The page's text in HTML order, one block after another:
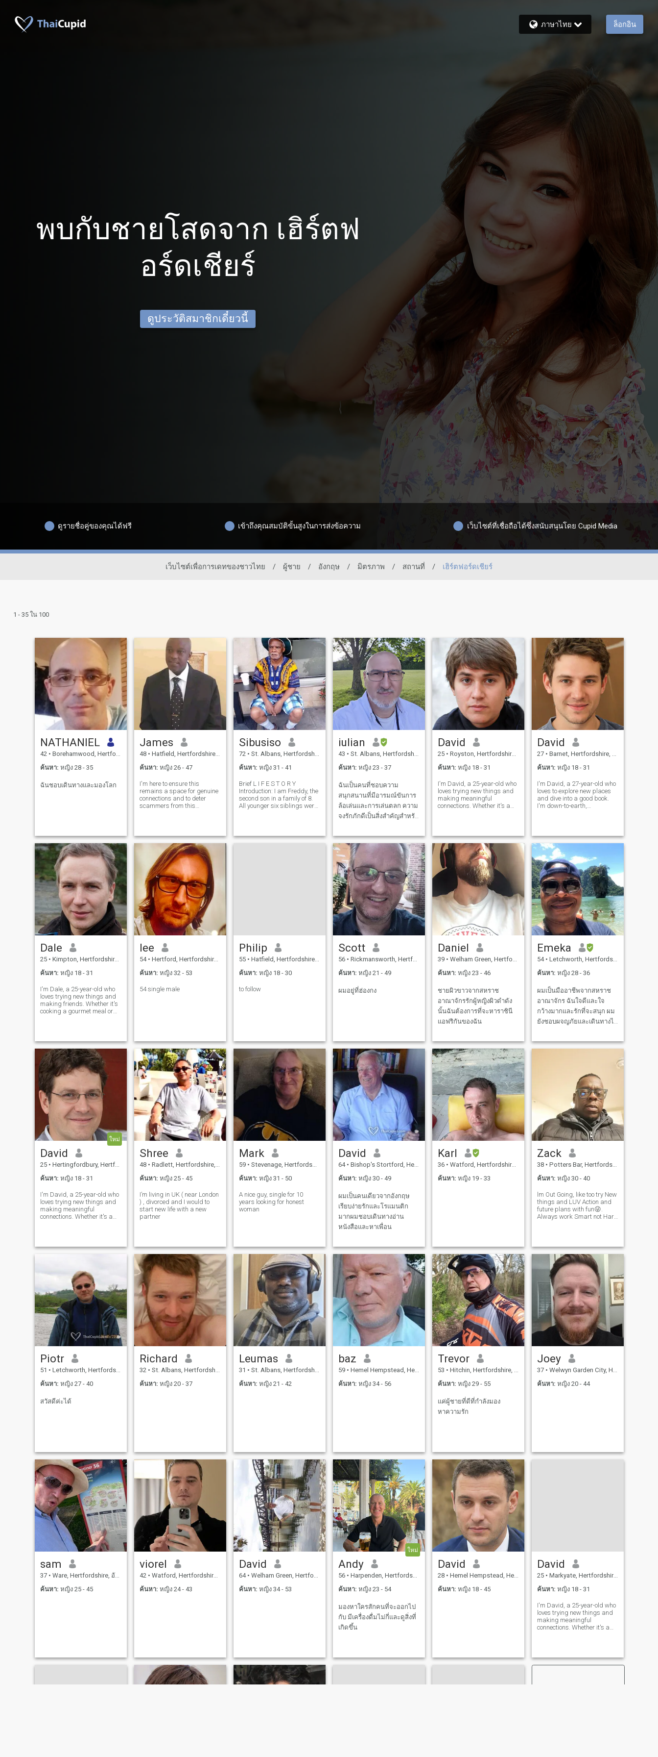
ภาษาไทย ล็อกอิน
พบกับชายโสดจาก เฮิร์ตฟ
อร์ดเชียร์
ดูประวัติสมาชิกเดี๋ยวนี้
ดูรายชื่อคู่ของคุณได้ฟรี เข้าถึงคุณสมบัติขั้นสูงในการส่งข้อความ เว็บไซต์ที่เชื่อถือได้ซึ่งสนับสนุนโดย Cupid Media
เว็บไซต์เพื่อการเดทของชาวไทย / ผู้ชาย / อังกฤษ / มิตรภาพ / สถานที่ / เฮิร์ตฟอร์ดเชียร์
1 - 35 ใน 100
NATHANIEL
42 • Borehamwood, Hertfordshire, อังกฤษ
ค้นหา: หญิง 28 - 35
ฉันชอบเดินทางและมองโลก
James
48 • Hatfield, Hertfordshire, อังกฤษ
ค้นหา: หญิง 26 - 47
I'm here to ensure this
remains a space for genuine
connections and to deter
scammers from this
relationship, not to deceive for
personal gain or profit, then
my message is
Sibusiso
72 • St. Albans, Hertfordshire, อังกฤษ
ค้นหา: หญิง 31 - 41
Brief L I F E S T O R Y
Introduction: I am Freddy, the
second son in a family of 8.
All younger six siblings were
Sometimes a soft word and
a gentle hu
iulian
43 • St. Albans, Hertfordshire, อังกฤษ
ค้นหา: หญิง 23 - 37
ฉันเป็นคนที่ชอบความ
สนุกสนานที่มีอารมณ์ขันการ
ล้อเล่นและการเล่นตลก ความ
จงรักภักดีเป็นสิ่งสำคัญสำหรับ
บทเรียนนี้ด้วยวิธีที่ยากลำบาก
ในการหย่าร้างเนื่องจากการ
นอกใจ ความเชื่อของฉันคือ
แสงนำทางในชีวิตของฉันและ
ฉันพบความปลอบใจในการ
เดินทางดื่มด่ำกับวัฒนธรรม
และประสบการณ์ใหม่ๆ ใน
ขณะที่ฉันมีความหลงใหลใน
มันฉันยังสนุกกับการหลั่งอะ
ดรีนาลีนของกีฬาต่อสู้ ฉัน
ขอบเขตของฉันเรียนรู้สิ่ง
ใหม่ๆและผจญภัยไปยังสถาน
ที่ใหม่ๆ มาเริ่มการผจญภัย
David
25 • Royston, Hertfordshire, อังกฤษ
ค้นหา: หญิง 18 - 31
I'm David, a 25-year-old who
loves trying new things and
making meaningful
connections. Whether it's a
humor, and a shared sense
of adventure in our
relationship.
David
27 • Barnet, Hertfordshire, อังกฤษ
ค้นหา: หญิง 18 - 31
I'm David, a 27-year-old who
loves to explore new places
and dive into a good book.
I'm down-to-earth,
trying out new restaurants.
I'm looking for someone who
shares
Dale
25 • Kimpton, Hertfordshire, อังกฤษ
ค้นหา: หญิง 18 - 31
I'm Dale, a 25-year-old who
loves trying new things and
making friends. Whether it's
cooking a gourmet meal or
and enjoy spending time with
people who share my
passion
lee
54 • Hertford, Hertfordshire, อังกฤษ
ค้นหา: หญิง 32 - 53
54 single male
Philip
55 • Hatfield, Hertfordshire, อังกฤษ
ค้นหา: หญิง 18 - 30
to follow
Scott
56 • Rickmansworth, Hertfordshire, อังกฤษ
ค้นหา: หญิง 21 - 49
ผมอยู่ที่ฮ่องกง
Daniel
39 • Welham Green, Hertfordshire, อังกฤษ
ค้นหา: หญิง 23 - 46
ชายผิวขาวจากสหราช
อาณาจักรรักผู้หญิงผิวดำดัง
นั้นฉันต้องการที่จะหาราชินี
แอฟริกันของฉัน
Emeka
54 • Letchworth, Hertfordshire, อังกฤษ
ค้นหา: หญิง 28 - 36
ผมเป็นมืออาชีพจากสหราช
อาณาจักร ฉันใจดีและใจ
กว้างมากและรักที่จะสนุก ผม
ยังชอบผจญภัยและเดินทางไป
ใหม่
David
25 • Hertingfordbury, Hertfordshire, อังกฤษ
ค้นหา: หญิง 18 - 31
I'm David, a 25-year-old who
loves trying new things and
making meaningful
connections. Whether it's a
humor, and a sense of
Shree
48 • Radlett, Hertfordshire, อังกฤษ
ค้นหา: หญิง 25 - 45
I’m living in UK ( near London
) , divorced and I would to
start new life with a new
partner
Mark
59 • Stevenage, Hertfordshire, อังกฤษ
ค้นหา: หญิง 31 - 50
A nice guy, single for 10
years looking for honest
woman
David
64 • Bishop's Stortford, Hertfordshire, อังกฤษ
ค้นหา: หญิง 30 - 49
ผมเป็นคนเดียวจากอังกฤษ
เรียบง่ายรักและโรแมนติก
มากผมชอบเดินทางอ่าน
หนังสือและหาเพื่อน
Karl
36 • Watford, Hertfordshire, อังกฤษ
ค้นหา: หญิง 19 - 33
Zack
38 • Potters Bar, Hertfordshire, อังกฤษ
ค้นหา: หญิง 30 - 40
lm Out Going, like too try New
things and LUV Action and
future plans with fun😜.
Always work Smart not Hard
Piotr
51 • Letchworth, Hertfordshire, อังกฤษ
ค้นหา: หญิง 27 - 40
สวัสดีค่ะได้
Richard
32 • St. Albans, Hertfordshire, อังกฤษ
ค้นหา: หญิง 20 - 37
Leumas
31 • St. Albans, Hertfordshire, อังกฤษ
ค้นหา: หญิง 21 - 42
baz
59 • Hemel Hempstead, Hertfordshire, อังกฤษ
ค้นหา: หญิง 34 - 56
Trevor
53 • Hitchin, Hertfordshire, อังกฤษ
ค้นหา: หญิง 29 - 55
แค่ผู้ชายที่ดีที่กำลังมอง
หาความรัก
Joey
37 • Welwyn Garden City, Hertfordshire, อังกฤษ
ค้นหา: หญิง 20 - 44
sam
37 • Ware, Hertfordshire, อังกฤษ
ค้นหา: หญิง 25 - 45
viorel
42 • Watford, Hertfordshire, อังกฤษ
ค้นหา: หญิง 24 - 43
David
64 • Welham Green, Hertfordshire, อังกฤษ
ค้นหา: หญิง 34 - 53
ใหม่
Andy
56 • Harpenden, Hertfordshire, อังกฤษ
ค้นหา: หญิง 23 - 54
มองหาใครสักคนที่จะออกไป
กับ มีเครื่องดื่มไม่กี่และดูสิ่งที่
เกิดขึ้น
David
28 • Hemel Hempstead, Hertfordshire, อังกฤษ
ค้นหา: หญิง 18 - 45
David
25 • Markyate, Hertfordshire, อังกฤษ
ค้นหา: หญิง 18 - 31
I'm David, a 25-year-old who
loves trying new things and
making meaningful
connections. Whether it's a
humor, and a sense of
adventure in our relationship.